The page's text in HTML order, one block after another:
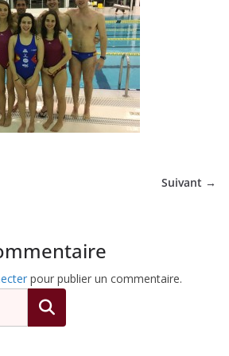
Suivant →
pour publier un commentaire.
Rechercher